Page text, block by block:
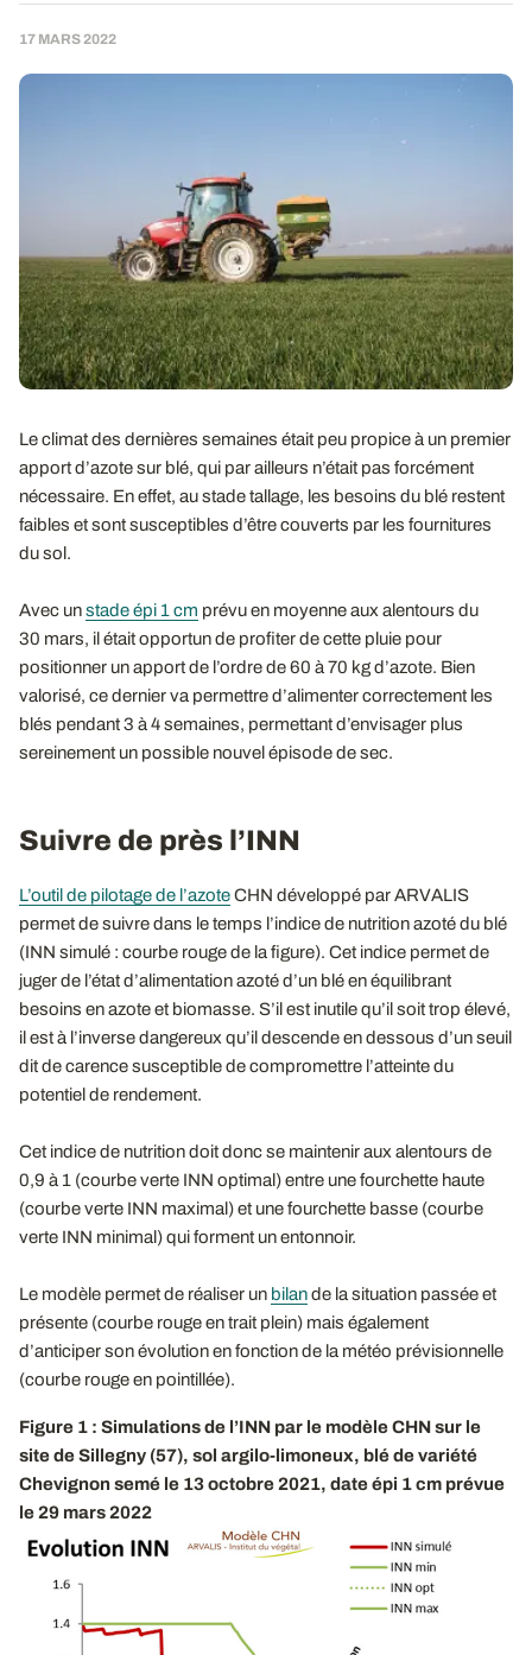
17 MARS 2022
Le climat des dernières semaines était peu propice à un premier
apport d’azote sur blé, qui par ailleurs n’était pas forcément
nécessaire. En effet, au stade tallage, les besoins du blé restent
faibles et sont susceptibles d’être couverts par les fournitures
du sol.
Avec unstade épi 1 cm prévu en moyenne aux alentours du
30 mars, il était opportun de profiter de cette pluie pour
positionner un apport de l’ordre de 60 à 70 kg d’azote. Bien
valorisé, ce dernier va permettre d’alimenter correctement les
blés pendant 3 à 4 semaines, permettant d’envisager plus
sereinement un possible nouvel épisode de sec.
Suivre de près l’INN
L’outil de pilotage de l’azoteCHN développé par ARVALIS
permet de suivre dans le temps l’indice de nutrition azoté du blé
(INN simulé : courbe rouge de la figure). Cet indice permet de
juger de l’état d’alimentation azoté d’un blé en équilibrant
besoins en azote et biomasse. S’il est inutile qu’il soit trop élevé,
il est à l’inverse dangereux qu’il descende en dessous d’un seuil
dit de carence susceptible de compromettre l’atteinte du
potentiel de rendement.
Cet indice de nutrition doit donc se maintenir aux alentours de
0,9 à 1 (courbe verte INN optimal) entre une fourchette haute
(courbe verte INN maximal) et une fourchette basse (courbe
verte INN minimal) qui forment un entonnoir.
Le modèle permet de réaliser un bilande la situation passée et
présente (courbe rouge en trait plein) mais également
d’anticiper son évolution en fonction de la météo prévisionnelle
(courbe rouge en pointillée).
Figure 1 : Simulations de l’INN par le modèle CHN sur le
site de Sillegny (57), sol argilo-limoneux, blé de variété
Chevignon semé le 13 octobre 2021, date épi 1 cm prévue
le 29 mars 2022